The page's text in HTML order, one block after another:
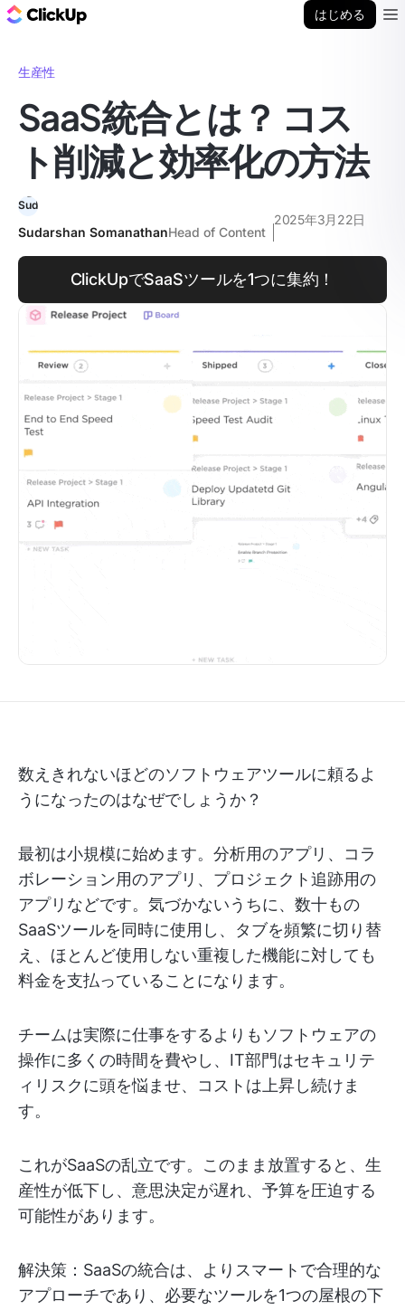
はじめる
生産性
SaaS統合とは？ コス
ト削減と効率化の方法
Sudarshan SomanathanHead of Content
2025年3月22日
ClickUpでSaaSツールを1つに集約！
数えきれないほどのソフトウェアツールに頼るよ
うになったのはなぜでしょうか？
最初は小規模に始めます。分析用のアプリ、コラ
ボレーション用のアプリ、プロジェクト追跡用の
アプリなどです。気づかないうちに、数十もの
SaaSツールを同時に使用し、タブを頻繁に切り替
え、ほとんど使用しない重複した機能に対しても
料金を支払っていることになります。
チームは実際に仕事をするよりもソフトウェアの
操作に多くの時間を費やし、IT部門はセキュリテ
ィリスクに頭を悩ませ、コストは上昇し続けま
す。
これがSaaSの乱立です。このまま放置すると、生
産性が低下し、意思決定が遅れ、予算を圧迫する
可能性があります。
解決策：SaaSの統合は、よりスマートで合理的な
アプローチであり、必要なツールを1つの屋根の下